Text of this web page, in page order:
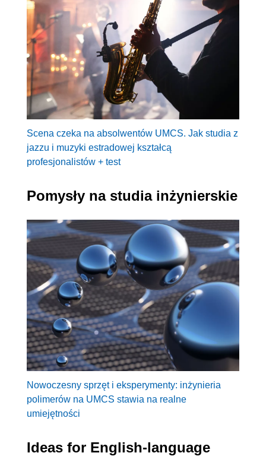
Scena czeka na absolwentów UMCS. Jak studia z
jazzu i muzyki estradowej kształcą
profesjonalistów + test
Pomysły na studia inżynierskie
Nowoczesny sprzęt i eksperymenty: inżynieria
polimerów na UMCS stawia na realne
umiejętności
Ideas for English-language